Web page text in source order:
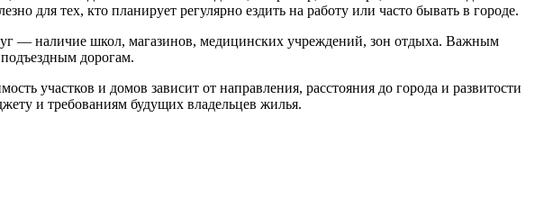
для тех, кто планирует регулярно ездить на работу или часто бывать в городе.
— наличие школ, магазинов, медицинских учреждений, зон отдыха. Важным
дорогам.
участков и домов зависит от направления, расстояния до города и развитости
и требованиям будущих владельцев жилья.